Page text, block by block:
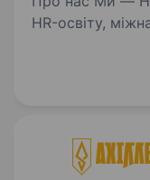
HR-освіту,